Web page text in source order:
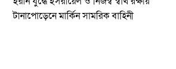
টানাপোড়েনে মার্কিন সামরিক বাহিনী